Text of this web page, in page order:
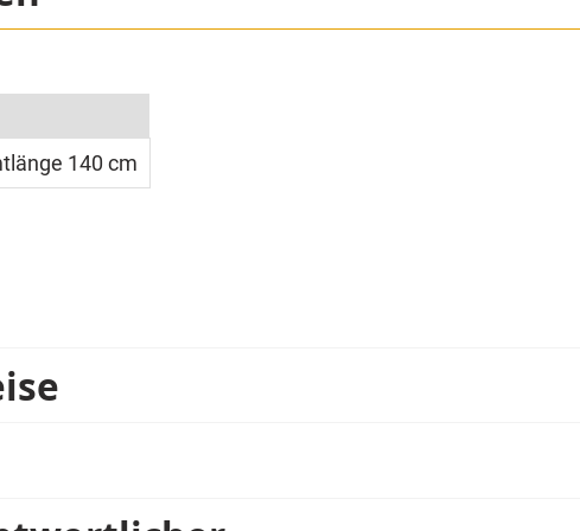
Bluse ist nicht im Lieferumfang enthalten. Die
140 cm